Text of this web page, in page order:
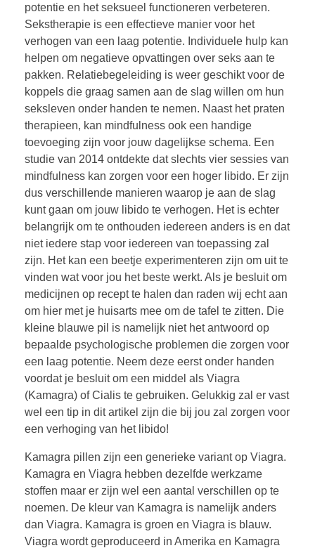
potentie en het seksueel functioneren verbeteren.
Sekstherapie is een effectieve manier voor het
verhogen van een laag potentie. Individuele hulp kan
helpen om negatieve opvattingen over seks aan te
pakken. Relatiebegeleiding is weer geschikt voor de
koppels die graag samen aan de slag willen om hun
seksleven onder handen te nemen. Naast het praten
therapieen, kan mindfulness ook een handige
toevoeging zijn voor jouw dagelijkse schema. Een
studie van 2014 ontdekte dat slechts vier sessies van
mindfulness kan zorgen voor een hoger libido. Er zijn
dus verschillende manieren waarop je aan de slag
kunt gaan om jouw libido te verhogen. Het is echter
belangrijk om te onthouden iedereen anders is en dat
niet iedere stap voor iedereen van toepassing zal
zijn. Het kan een beetje experimenteren zijn om uit te
vinden wat voor jou het beste werkt. Als je besluit om
medicijnen op recept te halen dan raden wij echt aan
om hier met je huisarts mee om de tafel te zitten. Die
kleine blauwe pil is namelijk niet het antwoord op
bepaalde psychologische problemen die zorgen voor
een laag potentie. Neem deze eerst onder handen
voordat je besluit om een middel als Viagra
(Kamagra) of Cialis te gebruiken. Gelukkig zal er vast
wel een tip in dit artikel zijn die bij jou zal zorgen voor
een verhoging van het libido!
Kamagra pillen zijn een generieke variant op Viagra.
Kamagra en Viagra hebben dezelfde werkzame
stoffen maar er zijn wel een aantal verschillen op te
noemen. De kleur van Kamagra is namelijk anders
dan Viagra. Kamagra is groen en Viagra is blauw.
Viagra wordt geproduceerd in Amerika en Kamagra